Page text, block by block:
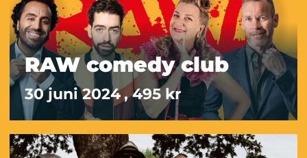
RAW comedy club
30 juni 2024, 495 kr